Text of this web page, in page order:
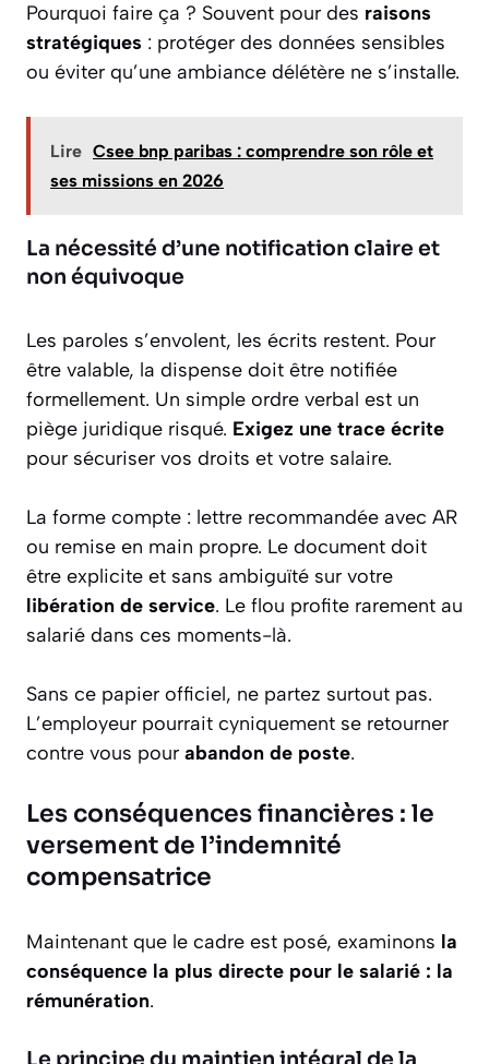
Pourquoi faire ça ? Souvent pour des raisons
stratégiques : protéger des données sensibles
ou éviter qu’une ambiance délétère ne s’installe.
Lire Csee bnp paribas : comprendre son rôle et
ses missions en 2026
La nécessité d’une notification claire et
non équivoque
Les paroles s’envolent, les écrits restent. Pour
être valable, la dispense doit être notifiée
formellement. Un simple ordre verbal est un
piège juridique risqué. Exigez une trace écrite
pour sécuriser vos droits et votre salaire.
La forme compte : lettre recommandée avec AR
ou remise en main propre. Le document doit
être explicite et sans ambiguïté sur votre
libération de service. Le flou profite rarement au
salarié dans ces moments-là.
Sans ce papier officiel, ne partez surtout pas.
L’employeur pourrait cyniquement se retourner
contre vous pour abandon de poste.
Les conséquences financières : le
versement de l’indemnité
compensatrice
Maintenant que le cadre est posé, examinons la
conséquence la plus directe pour le salarié : la
rémunération.